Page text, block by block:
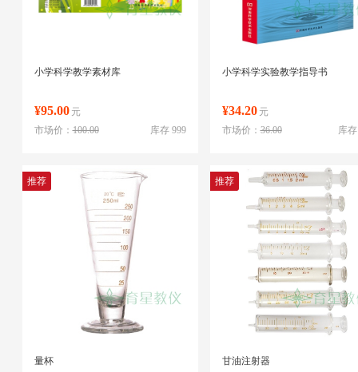
小学科学教学素材库
¥95.00 元
库存 999
市场价：100.00
小学科学实验教学指导书
¥34.20 元
库
市场价：36.00
推荐
量杯
推荐
甘油注射器